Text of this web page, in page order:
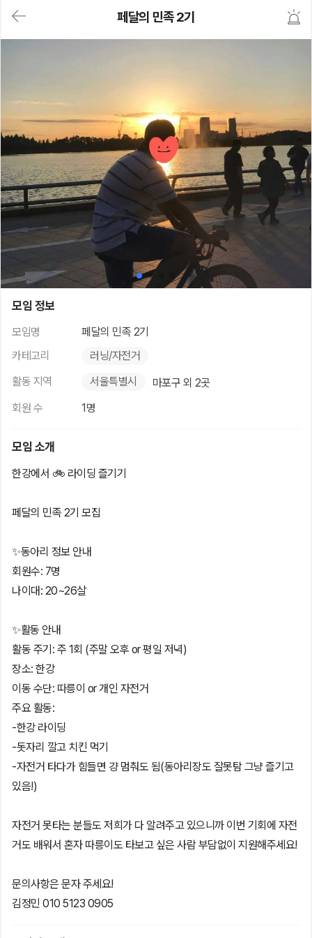
가
시
내
모
임,
M
Y)
문
기
페달의 민족 2기
모임 정보
모임명
페달의 민족 2기
카테고리
러닝/자전거
활동 지역
서울특별시
마포구 외 2곳
회원 수
1명
모임 소개
한강에서 🚲 라이딩 즐기기
페달의 민족 2기 모집
✨동아리 정보 안내
회원수: 7명
나이대: 20~26살
✨활동 안내
활동 주기: 주 1회 (주말 오후 or 평일 저녁)
장소: 한강
이동 수단: 따릉이 or 개인 자전거
주요 활동:
-한강 라이딩
-돗자리 깔고 치킨 먹기
-자전거 타다가 힘들면 걍 멈춰도 됨(동아리장도 잘못탐 그냥 즐기고
있음!)
자전거 못타는 분들도 저희가 다 알려주고 있으니까 이번 기회에 자전
거도 배워서 혼자 따릉이도 타보고 싶은 사람 부담없이 지원해주세요!
문의사항은 문자 주세요!
김정민 010 5123 0905